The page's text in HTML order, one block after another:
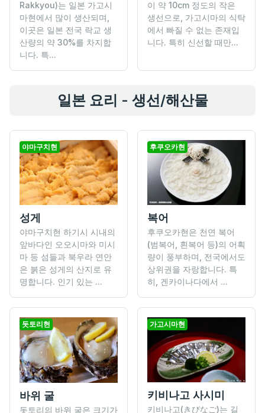
Rakkyou)는 일본 가고시
마현에서 많이 생산되며,
이곳은 일본 전국 락교 생
산량의 약 30%를 차지합
니다. 특...
이 약 10cm 정도의 작은
생선으로, 가고시마의 식탁
에서 빠질 수 없는 존재입
니다. 특히 신선할 때만...
일본 요리 - 생선/해산물
야마구치현
성게
야마구치현 하기시 시내의
앞바다인 오오시마와 미시
마 등 섬들과 북우라 연안
은 붉은 성게의 산지로 유
명합니다. 인기 있는 ...
후쿠오카현
복어
후쿠오카현은 천연 복어
(범복어, 흰복어 등)의 어획
량이 풍부하며, 전국에서도
상위권을 자랑합니다. 특
히, 겐카이나다에서 ...
돗토리현
바위 굴
돗토리의 바위 굴은 크기가
가고시마현
키비나고 사시미
키비나고(きびなご)는 길